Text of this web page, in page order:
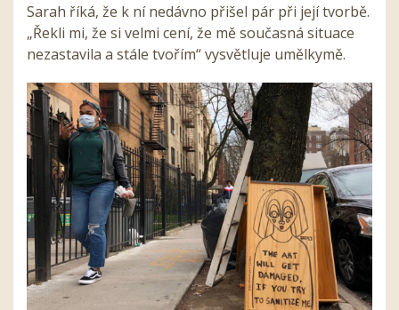
Sarah říká, že k ní nedávno přišel pár při její tvorbě.
„Řekli mi, že si velmi cení, že mě současná situace
nezastavila a stále tvořím“ vysvětluje umělkymě.